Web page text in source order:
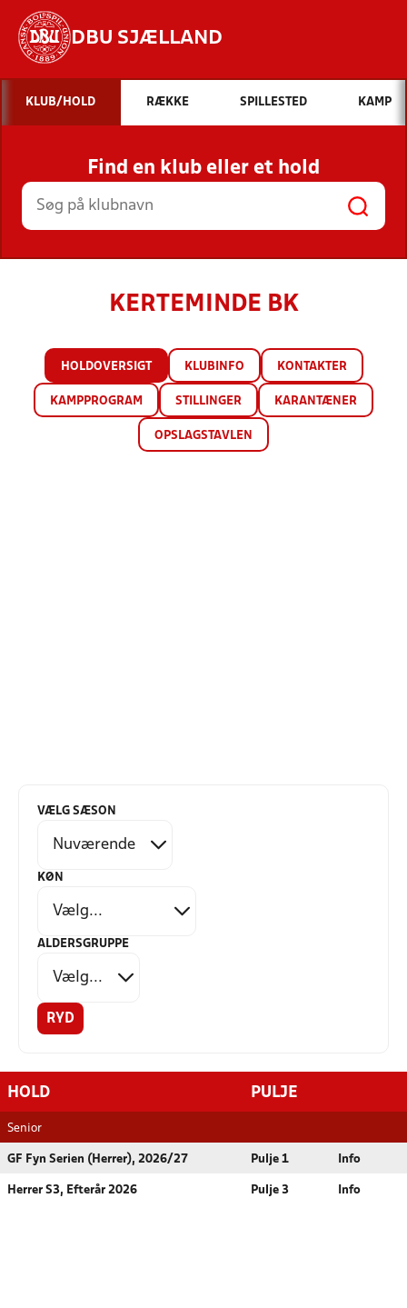
DBU SJÆLLAND
Hvad vil du søge efter?
INDHOLD OG NYHEDER
STILLINGER, RESULTATER, KLUBBER OG
HOLD
KLUB/HOLD RÆKKE SPILLESTED KAMP
Find en klub eller et hold
KERTEMINDE BK
HOLDOVERSIGT KLUBINFO KONTAKTER
KAMPPROGRAM STILLINGER KARANTÆNER
OPSLAGSTAVLEN
VÆLG SÆSON
KØN
ALDERSGRUPPE
RYD
HOLD PULJE
Senior
GF Fyn Serien (Herrer), 2026/27 Pulje 1 Info
Herrer S3, Efterår 2026 Pulje 3 Info